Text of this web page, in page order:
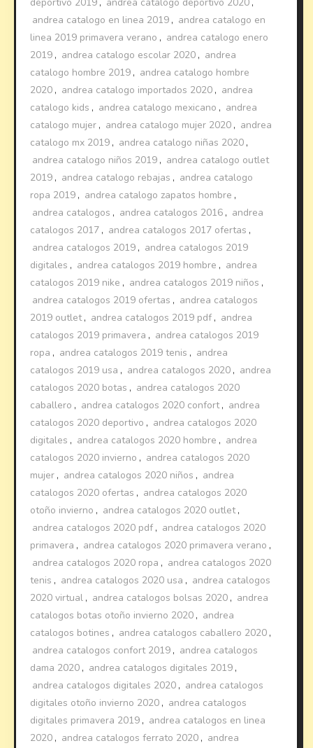
andrea catalogo en linea 2019 , andrea catalogo en
linea 2019 primavera verano , andrea catalogo enero
2019 , andrea catalogo escolar 2020 , andrea
catalogo hombre 2019 , andrea catalogo hombre
2020 , andrea catalogo importados 2020 , andrea
catalogo kids , andrea catalogo mexicano , andrea
catalogo mujer , andrea catalogo mujer 2020 , andrea
catalogo mx 2019 , andrea catalogo niñas 2020 ,
andrea catalogo niños 2019 , andrea catalogo outlet
2019 , andrea catalogo rebajas , andrea catalogo
ropa 2019 , andrea catalogo zapatos hombre ,
andrea catalogos , andrea catalogos 2016 , andrea
catalogos 2017 , andrea catalogos 2017 ofertas ,
andrea catalogos 2019 , andrea catalogos 2019
digitales , andrea catalogos 2019 hombre , andrea
catalogos 2019 nike , andrea catalogos 2019 niños ,
andrea catalogos 2019 ofertas , andrea catalogos
2019 outlet, andrea catalogos 2019 pdf , andrea
catalogos 2019 primavera , andrea catalogos 2019
ropa , andrea catalogos 2019 tenis , andrea
catalogos 2019 usa , andrea catalogos 2020 , andrea
catalogos 2020 botas , andrea catalogos 2020
caballero , andrea catalogos 2020 confort, andrea
catalogos 2020 deportivo , andrea catalogos 2020
digitales , andrea catalogos 2020 hombre , andrea
catalogos 2020 invierno , andrea catalogos 2020
mujer , andrea catalogos 2020 niños , andrea
catalogos 2020 ofertas , andrea catalogos 2020
otoño invierno , andrea catalogos 2020 outlet,
andrea catalogos 2020 pdf , andrea catalogos 2020
primavera , andrea catalogos 2020 primavera verano ,
andrea catalogos 2020 ropa , andrea catalogos 2020
tenis , andrea catalogos 2020 usa , andrea catalogos
2020 virtual , andrea catalogos bolsas 2020 , andrea
catalogos botas otoño invierno 2020 , andrea
catalogos botines , andrea catalogos caballero 2020 ,
andrea catalogos confort 2019 , andrea catalogos
dama 2020 , andrea catalogos digitales 2019 ,
andrea catalogos digitales 2020 , andrea catalogos
digitales otoño invierno 2020 , andrea catalogos
digitales primavera 2019 , andrea catalogos en linea
2020 , andrea catalogos ferrato 2020 , andrea